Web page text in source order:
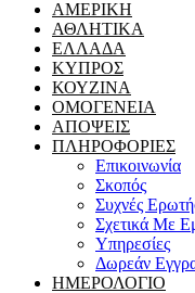
ΑΜΕΡΙΚΗ
ΑΘΛΗΤΙΚΑ
ΕΛΛΑΔΑ
ΚΥΠΡΟΣ
ΚΟΥΖΙΝΑ
ΟΜΟΓΕΝΕΙΑ
ΑΠΟΨΕΙΣ
ΠΛΗΡΟΦΟΡΙΕΣ
Επικοινωνία
Σκοπός
Συχνές
Σχετικά Με
Υπηρεσίες
Δωρεάν
ΗΜΕΡΟΛΟΓΙΟ